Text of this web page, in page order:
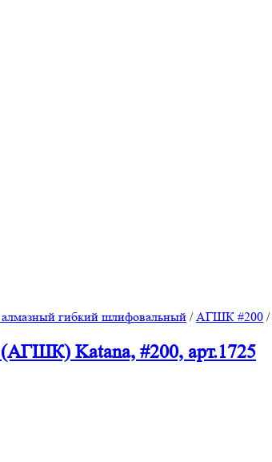
гибкий шлифовальный /АГШК #200 /
Katana, #200, арт.1725